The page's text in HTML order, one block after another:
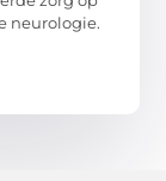
neurologie.